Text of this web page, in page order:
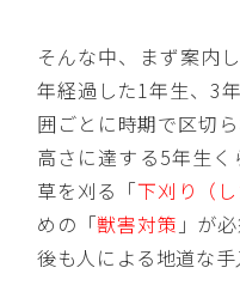
そんな中、まず案内
年経過した1年生、3
囲ごとに時期で区切
高さに達する5年生
草を刈る「下刈り（し
めの「獣害対策 」が
後も人による地道な手